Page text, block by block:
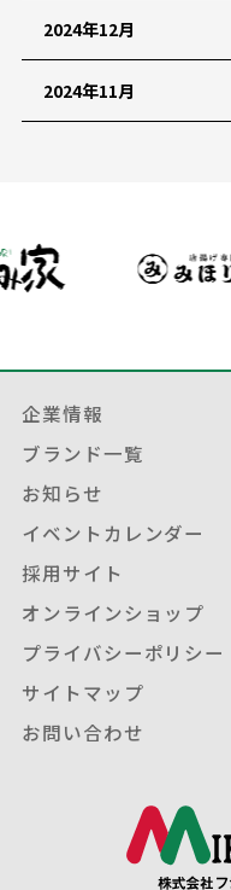
2024年12月
2024年11月
企業情報
ブランド一覧
お知らせ
イベントカレンダー
採用サイト
オンラインショップ
プライバシーポリシー
サイトマップ
お問い合わせ